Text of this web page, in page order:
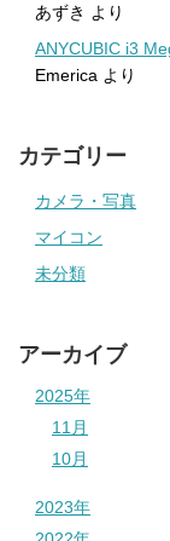
あずき より
ANYCUBIC i3
Emerica より
カテゴリー
カメラ・写真
マイコン
未分類
アーカイブ
2025年
11月
10月
2023年